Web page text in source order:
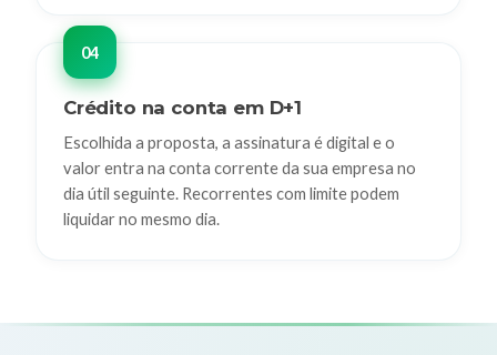
Crédito na conta em D+1
Escolhida a proposta, a assinatura é digital e o
valor entra na conta corrente da sua empresa no
dia útil seguinte. Recorrentes com limite podem
liquidar no mesmo dia.